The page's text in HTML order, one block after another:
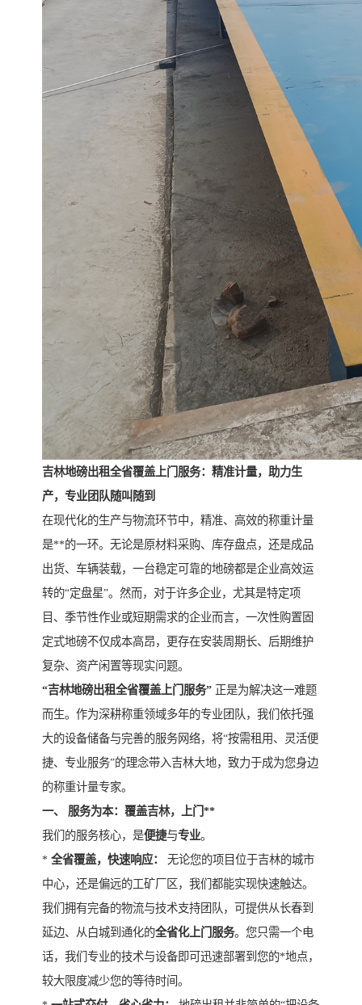
吉林地磅出租全省覆盖上门服务：精准计量，助力生
产，专业团队随叫随到
在现代化的生产与物流环节中，精准、高效的称重计量
是**的一环。无论是原材料采购、库存盘点，还是成品
出货、车辆装载，一台稳定可靠的地磅都是企业高效运
转的“定盘星”。然而，对于许多企业，尤其是特定项
目、季节性作业或短期需求的企业而言，一次性购置固
定式地磅不仅成本高昂，更存在安装周期长、后期维护
复杂、资产闲置等现实问题。
“吉林地磅出租全省覆盖上门服务” 正是为解决这一难题
而生。作为深耕称重领域多年的专业团队，我们依托强
大的设备储备与完善的服务网络，将“按需租用、灵活便
捷、专业服务”的理念带入吉林大地，致力于成为您身边
的称重计量专家。
一、 服务为本：覆盖吉林，上门**
我们的服务核心，是便捷与专业。
* 全省覆盖，快速响应：
无论您的项目位于吉林的城市
中心，还是偏远的工矿厂区，我们都能实现快速触达。
我们拥有完备的物流与技术支持团队，可提供从长春到
延边、从白城到通化的全省化上门服务。您只需一个电
话，我们专业的技术与设备即可迅速部署到您的*地点，
较大限度减少您的等待时间。